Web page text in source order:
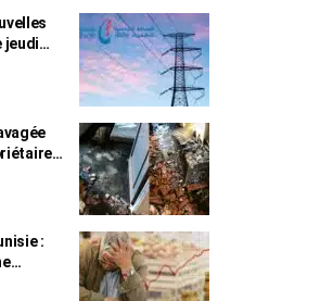
jeudi
: